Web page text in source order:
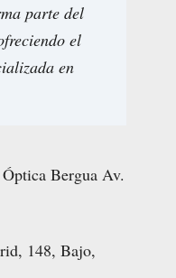
parte del
el
en
Bergua Av.
148, Bajo,